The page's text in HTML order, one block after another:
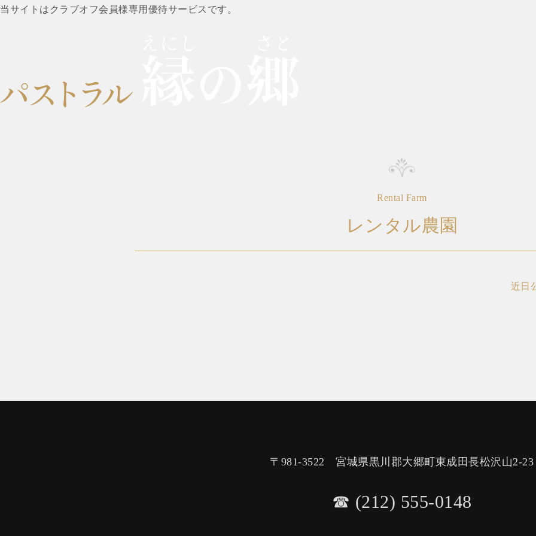
当サイトはクラブオフ会員様専用優待サービスです。
Rental Farm
レンタル農園
近日
〒981-3522 宮城県黒川郡大郷町東成田長松沢山2-23
☎︎ (212) 555-0148